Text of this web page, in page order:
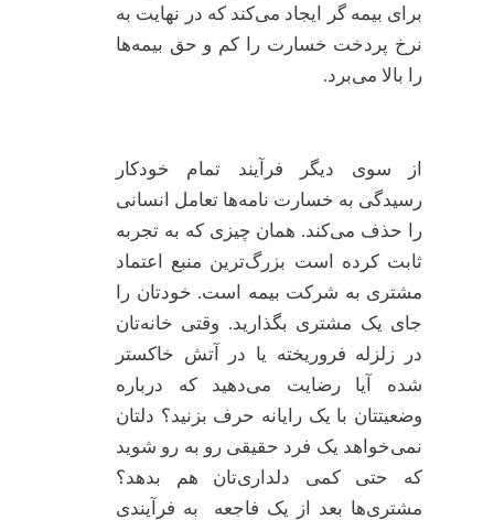
برای بیمه گر ایجاد می‌کند که در نهایت به
نرخ پردخت خسارت را کم و حق بیمه‌ها
را بالا می‌برد.
از سوی دیگر فرآیند تمام خودکار
رسیدگی به خسارت نامه‌ها تعامل انسانی
را حذف می‌کند. همان چیزی که به تجربه
ثابت کرده است بزرگ‌ترین منبع اعتماد
مشتری به شرکت بیمه است. خودتان را
جای یک مشتری بگذارید. وقتی خانه‌تان
در زلزله فروریخته یا در آتش خاکستر
شده آیا رضایت می‌دهید که درباره
وضعیتتان با یک رایانه حرف بزنید؟ دلتان
نمی‌خواهد یک فرد حقیقی رو به رو شوید
که حتی کمی دلداری‌تان هم بدهد؟
مشتری‌ها بعد از یک فاجعه به فرآیندی